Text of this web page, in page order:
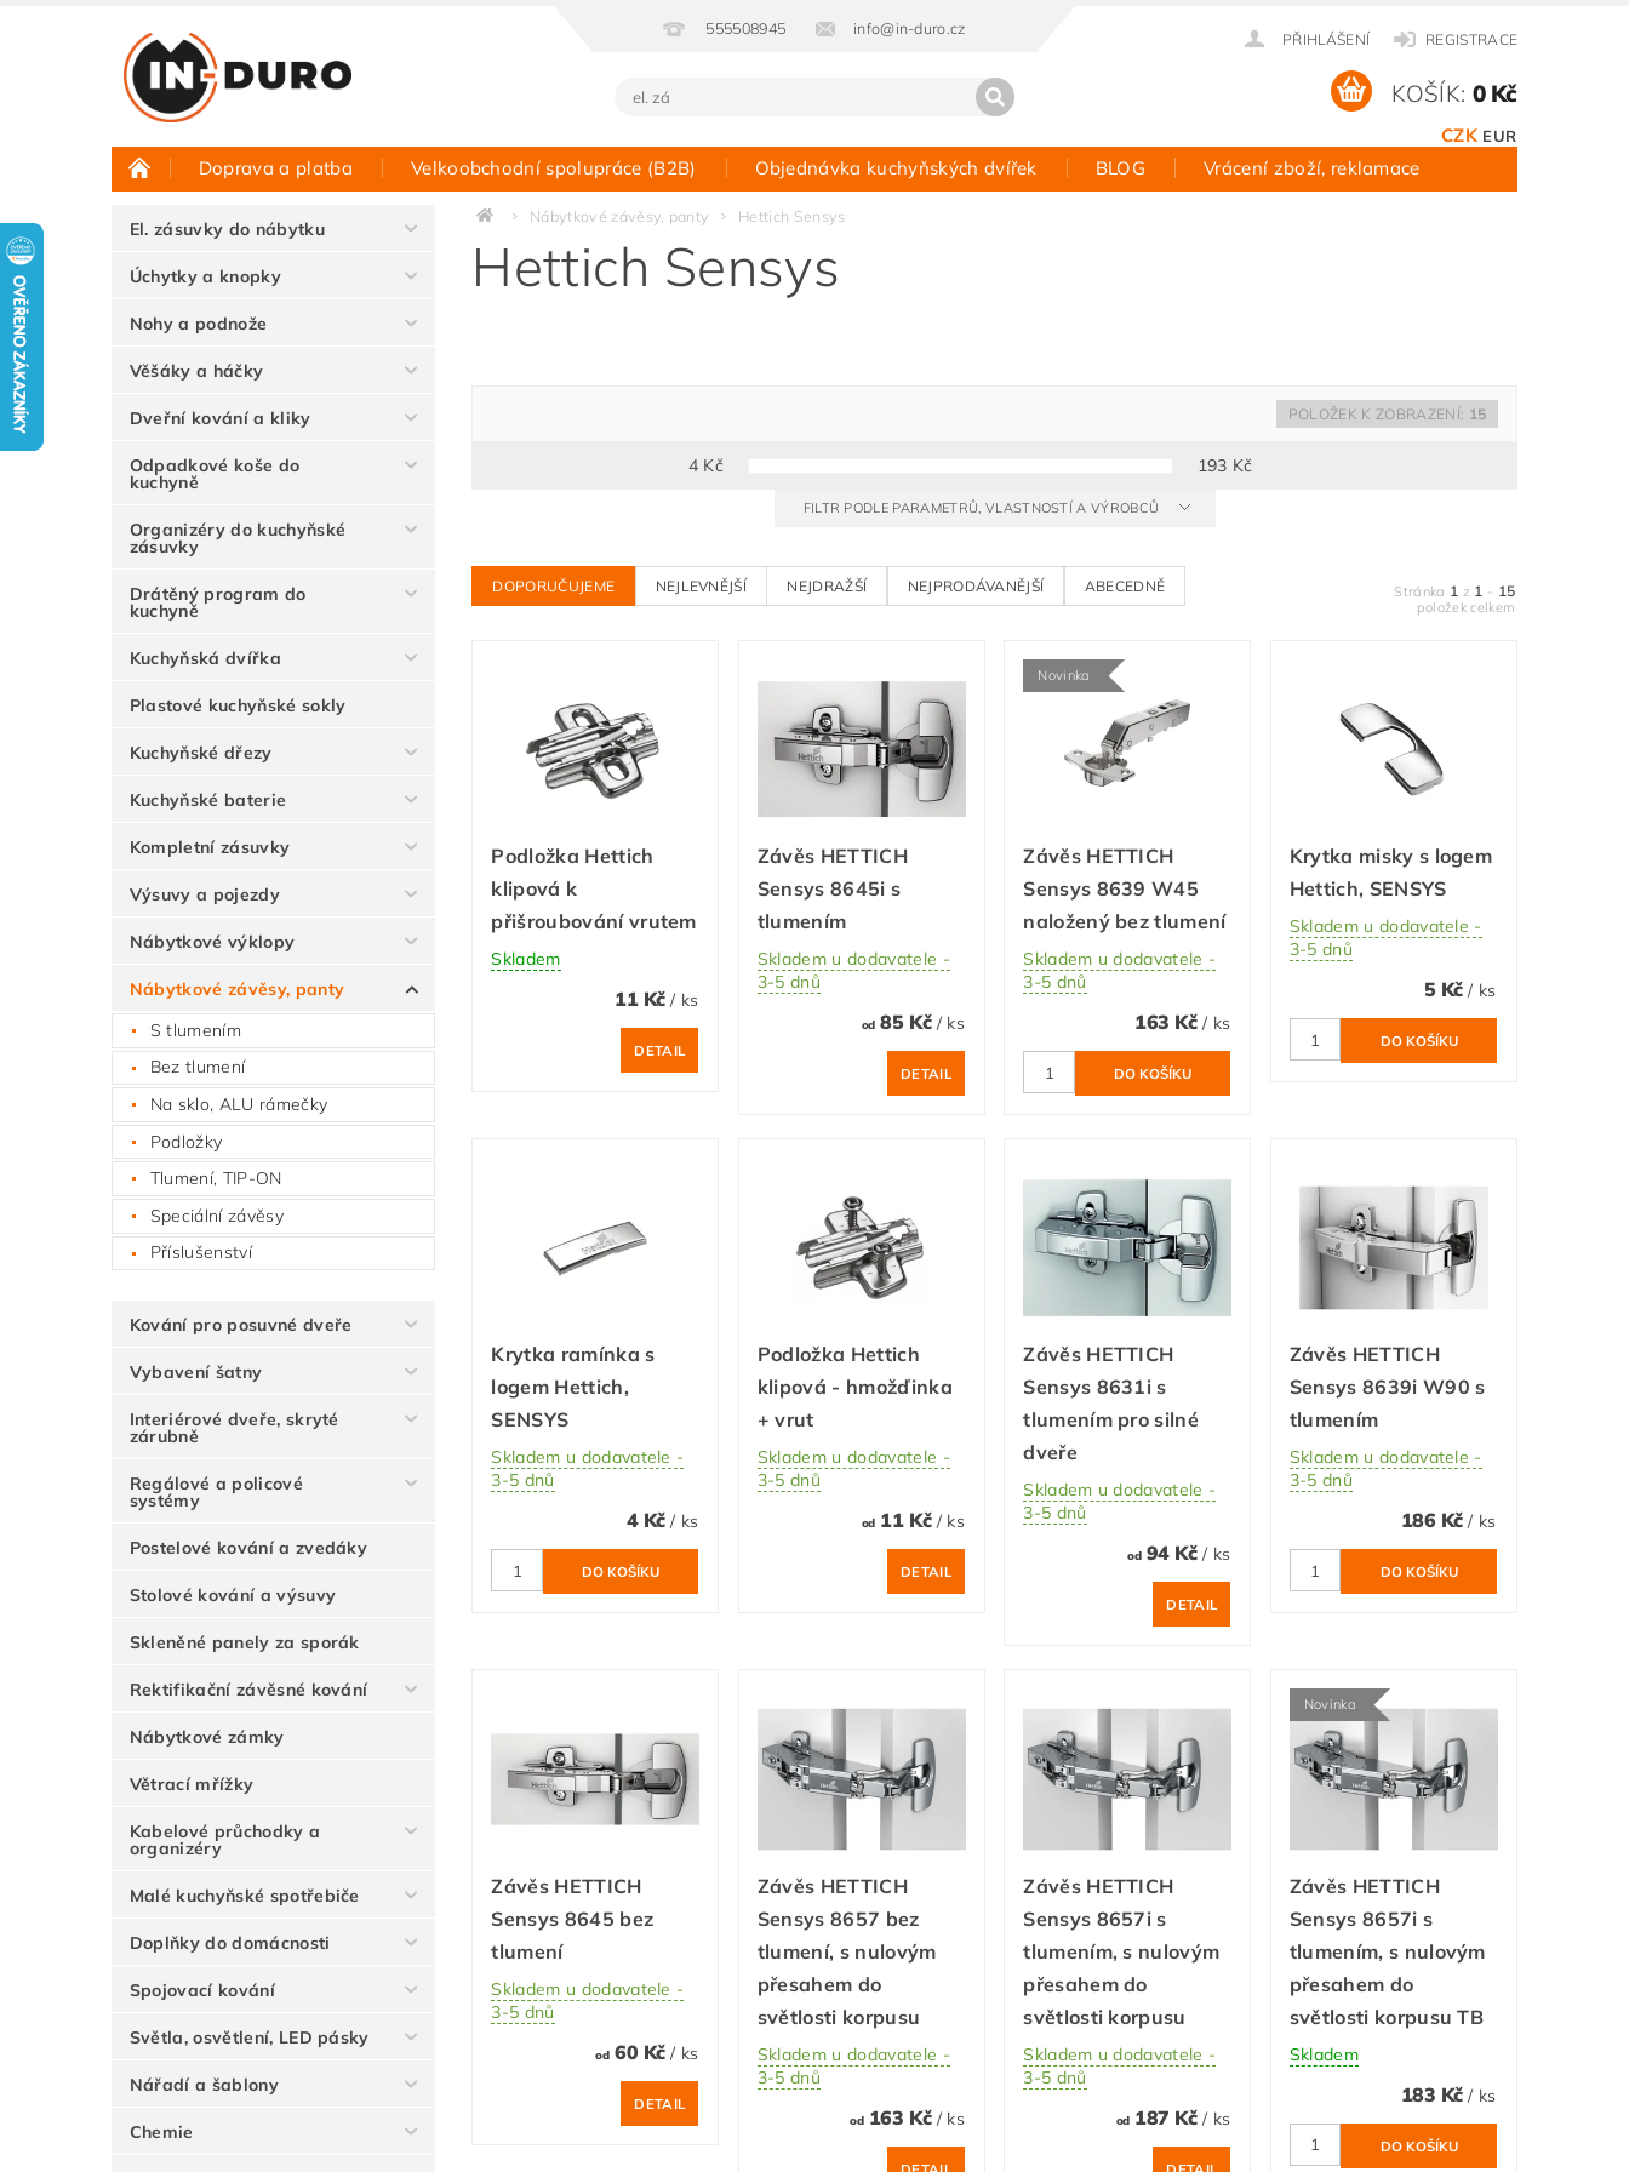
555508945 info@in-duro.cz
PŘIHLÁŠENÍ REGISTRACE
CZK EUR
KOŠÍK: 0 Kč
Doprava a platba Velkoobchodní spolupráce (B2B) Objednávka kuchyňských dvířek BLOG Vrácení zboží, reklamace
Půjčovna vzorků Hodnocení obchodu Kontakt
El. zásuvky do nábytku
Úchytky a knopky
Nohy a podnože
Věšáky a háčky
Dveřní kování a kliky
Odpadkové koše do
kuchyně
Organizéry do kuchyňské
zásuvky
Drátěný program do
kuchyně
Kuchyňská dvířka
Plastové kuchyňské sokly
Kuchyňské dřezy
Kuchyňské baterie
Kompletní zásuvky
Výsuvy a pojezdy
Nábytkové výklopy
Nábytkové závěsy, panty
S tlumením
Bez tlumení
Na sklo, ALU rámečky
Podložky
Tlumení, TIP-ON
Speciální závěsy
Příslušenství
Kování pro posuvné dveře
Vybavení šatny
Interiérové dveře, skryté
zárubně
Regálové a policové
systémy
Postelové kování a zvedáky
Stolové kování a výsuvy
Skleněné panely za sporák
Rektifikační závěsné kování
Nábytkové zámky
Větrací mřížky
Kabelové průchodky a
organizéry
Malé kuchyňské spotřebiče
Doplňky do domácnosti
Spojovací kování
Světla, osvětlení, LED pásky
Nářadí a šablony
Chemie
Nábytkové závěsy, panty Hettich Sensys
Hettich Sensys
4 Kč 193 Kč
POLOŽEK K ZOBRAZENÍ: 15
FILTR PODLE PARAMETRŮ, VLASTNOSTÍ A VÝROBCŮ
DOPORUČUJEME NEJLEVNĚJŠÍ NEJDRAŽŠÍ NEJPRODÁVANĚJŠÍ ABECEDNĚ Stránka 1 z 1 - 15
položek celkem
Podložka Hettich
klipová k
přišroubování vrutem
Skladem
11 Kč/ ks
DETAIL
Závěs HETTICH
Sensys 8645i s
tlumením
Skladem u dodavatele -
3-5 dnů
od85 Kč / ks
DETAIL
Novinka
Závěs HETTICH
Sensys 8639 W45
naložený bez tlumení
Skladem u dodavatele -
3-5 dnů
163 Kč / ks
Krytka misky s logem
Hettich, SENSYS
Skladem u dodavatele -
3-5 dnů
5 Kč/ ks
Krytka ramínka s
logem Hettich,
SENSYS
Skladem u dodavatele -
3-5 dnů
4 Kč/ ks
Podložka Hettich
klipová - hmožďinka
+ vrut
Skladem u dodavatele -
3-5 dnů
od11 Kč / ks
DETAIL
Závěs HETTICH
Sensys 8631i s
tlumením pro silné
dveře
Skladem u dodavatele -
3-5 dnů
od94 Kč / ks
DETAIL
Závěs HETTICH
Sensys 8639i W90 s
tlumením
Skladem u dodavatele -
3-5 dnů
186 Kč/ ks
Závěs HETTICH
Sensys 8645 bez
tlumení
Skladem u dodavatele -
3-5 dnů
od60 Kč/ ks
DETAIL
Závěs HETTICH
Sensys 8657 bez
tlumení, s nulovým
přesahem do
světlosti korpusu
Skladem u dodavatele -
3-5 dnů
od163 Kč / ks
Závěs HETTICH
Sensys 8657i s
tlumením, s nulovým
přesahem do
světlosti korpusu
Skladem u dodavatele -
3-5 dnů
od187 Kč / ks
Novinka
Závěs HETTICH
Sensys 8657i s
tlumením, s nulovým
přesahem do
světlosti korpusu TB
Skladem
183 Kč/ ks